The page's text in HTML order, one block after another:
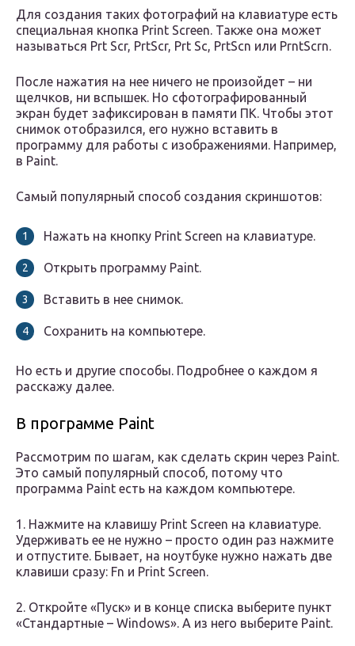
Для создания таких фотографий на клавиатуре есть
специальная кнопка Print Screen. Также она может
называться Prt Scr, PrtScr, Prt Sc, PrtScn или PrntScrn.
После нажатия на нее ничего не произойдет – ни
щелчков, ни вспышек. Но сфотографированный
экран будет зафиксирован в памяти ПК. Чтобы этот
снимок отобразился, его нужно вставить в
программу для работы с изображениями. Например,
в Paint.
Самый популярный способ создания скриншотов:
Нажать на кнопку Print Screen на клавиатуре.
Открыть программу Paint.
Вставить в нее снимок.
Сохранить на компьютере.
Но есть и другие способы. Подробнее о каждом я
расскажу далее.
В программе Paint
Рассмотрим по шагам, как сделать скрин через Paint.
Это самый популярный способ, потому что
программа Paint есть на каждом компьютере.
1. Нажмите на клавишу Print Screen на клавиатуре.
Удерживать ее не нужно – просто один раз нажмите
и отпустите. Бывает, на ноутбуке нужно нажать две
клавиши сразу: Fn и Print Screen.
2. Откройте «Пуск» и в конце списка выберите пункт
«Стандартные – Windows». А из него выберите Paint.